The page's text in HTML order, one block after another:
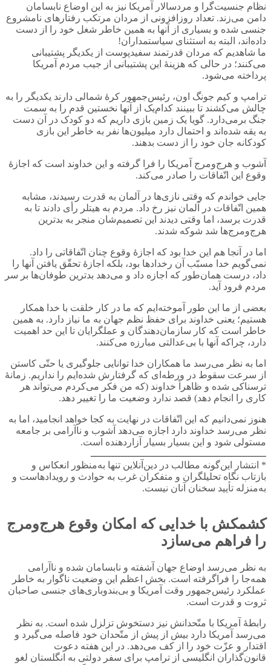
نظام جنسیت‌گرا و مردسالار آمریکا نیز به این اوضاع نابسامان
دامن می‌زند. تعداد روزافزونی از مردان مرتکب رفتارهای نامشروع
جنسی شده و بسیاری از آنها به همین خاطر شغل خود را از دست
داده‌اند، البته به استثنای سیاستمداران!
ما شاهدیم که مردان قدرتمند سفیدپوست از یکدیگر پشتیبانی
می‌کنند؛ در حالی که هزینۀ این پشتیبانی از جیب مردم آمریکا
پرداخته می‌شود.
ترامپ و کیم جونگ اون، رئیس‌جمهور کرۀ شمالی دارند یکدیگر را به
چالش می‌کشند تا ببینند کدام‌یک از آنها نخستین قدم را به سمت
جنگ برمی‌دارد. گویا یک زمین بازی داریم که دو کودک در آن دست
به یقه شده‌اند و احتمال دارد میلیون‌ها نفر به خاطر این بازی
کودکانه جان خود را از دست بدهند.
آشوب و هرج‌و‌مرج آمریکا را فرا گرفته و این خداوند است که اجازۀ
وقوع این اتّفاقات را صادر می‌کند.
جایی خواندم که وقتی نازی‌ها در آلمان به قدرت رسیدند، مشابه
همین اتّفاقات در آلمان نیز رخ داد. مردم به هیتلر رأی دادند تا به
قدرت برسد، اما وقتی دیدند این تصمیم‌شان منجر به بدترین
هرج‌و‌مرج‌ها شد شوکه شدند.
اما در آنجا هم این خدا بود که اجازۀ وقوع چنان اتّفاقاتی را داد.
نمی‌گویم خدا مسبّب آن رخدادها بود، بلکه اجازۀ تحقّق یافتن آنها را
داد، درست همان‌طور که اجازه داد و می‌دهد بدترین طوفان‌ها بر سر
مردم فرود آید.
بعضی از ما این طور آموخته‌ایم که ما در کار خلقت با خدا همکار
هستیم؛ یعنی خداوند برای حفظ نظم جهان به ما نیاز دارد. به همین
خاطر است که کار سازمان‌دهندگان و عملگرایان تا این حد اهمیت
دارد، چراکه آنها با بی‌عدالتی مبارزه می‌کنند.
اما به نظر می‌رسد ما همکاران خدا توانایی جلوگیری یا حتّی کاستن
از سرعت سقوط در ورطه‌ای که گرفتارش شده‌ایم را نداریم. زمانۀ
ترسناکی شده و ظاهراً خداوند (که من فکر می‌کردم می‌تواند هر
کاری را انجام دهد) قصد ندارد وضعیت ما را تغییر دهد.
هنوز نمی‌دانیم که این اتّفاقات در نهایت به کجا خواهد انجامید، اما به
نظر می‌رسد خداوند دارد اجازه می‌دهد آشوب و ناآرامی بر جامعه
مستولی شود و این بسیار بسیار آزاردهنده است.
ــــــــــــــــــــــــــــــــــــــــــــــــــــــــــ
* انتشار این‌گونه مطالب در دین‌آنلاین تنها به‌منظور انعکاس و
بازتاب نگاه تحلیلگران و متفکران غرب به حوادث و رویدادهاست و
به‌منزله تأیید سخنان آنان نیست.
کشمکش با خدایی که امکان وقوع هرج‌و‌مرج
را فراهم می‌سازد
به نظر می‌رسد اوضاع جهان آشفته و نابسامان شده‌ و ناآرامی
همه‌جا را فراگرفته است. بخش اعظم این وضعیت ناگوار به خاطر
عملکرد رئیس‌جمهور وقت آمریکا و بی‌بندوباری‌های جنسی صاحبان
ثروت و قدرت است.
رابطۀ آمریکا با متّحدانش نیز دستخوش تزلزل شده است. به نظر
می‌رسد آمریکا دارد بیش از پیش از متّحدان خود فاصله می‌گیرد و
اقتدار و عزّت خود را از کف می‌دهد. در این هفته دعوت
قانون‌گذاران انگلیسی از ترامپ برای سفر دولتی به انگلستان لغو